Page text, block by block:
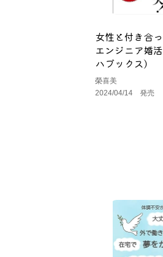
女性と付き合
エンジニア婚
ハブックス)
榮喜美
2024/04/14 発売